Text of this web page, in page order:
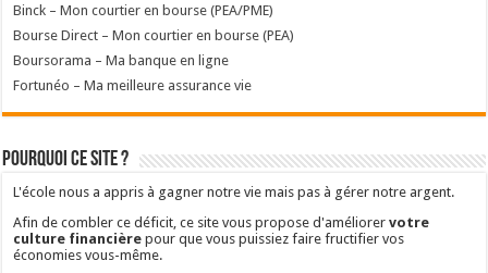
Binck – Mon courtier en bourse (PEA/PME)
Bourse Direct – Mon courtier en bourse (PEA)
Boursorama – Ma banque en ligne
Fortunéo – Ma meilleure assurance vie
Pourquoi ce site ?
L'école nous a appris à gagner notre vie mais pas à gérer notre argent.
Afin de combler ce déficit, ce site vous propose d'améliorervotre
culture financière pour que vous puissiez faire fructifier vos
économies vous-même.